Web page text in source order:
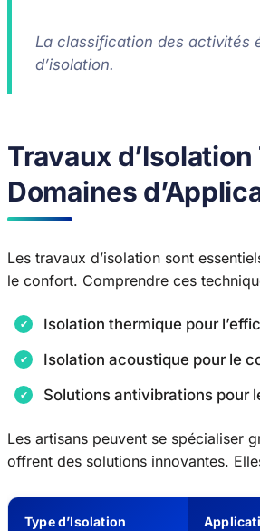
La classification des activités
d’isolation.
Travaux
Domaines
Les travaux d’isolation sont
le confort. Comprendre ces
Isolation thermique pour
Isolation acoustique pour le
Solutions antivibrations pour
Les artisans peuvent se spécialiser
offrent des solutions innovantes.
Type d’Isolation